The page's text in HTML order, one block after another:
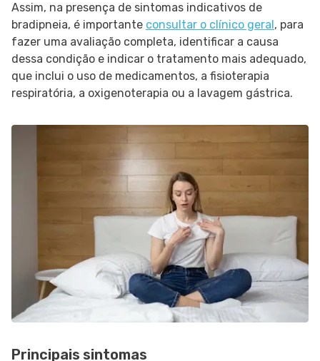
Assim, na presença de sintomas indicativos de
bradipneia, é importante consultar o clínico geral, para
fazer uma avaliação completa, identificar a causa
dessa condição e indicar o tratamento mais adequado,
que inclui o uso de medicamentos, a fisioterapia
respiratória, a oxigenoterapia ou a lavagem gástrica.
Principais sintomas